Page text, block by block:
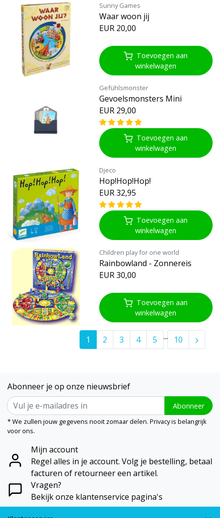
Sunny Games
Waar woon jij
EUR 20,00
Toevoegen aan
winkelwagen
Gefühlsmonster
Gevoelsmonsters Mini
EUR 29,00
Toevoegen aan
winkelwagen
Djeco
Hop!Hop!Hop!
EUR 32,95
Toevoegen aan
winkelwagen
Children play for one world
Rainbowland - Zonnereis
EUR 30,00
Toevoegen aan
winkelwagen
1 2 3 4 5 ... 10
Abonneer je op onze nieuwsbrief
Abonneer
* We zullen jouw gegevens nooit zomaar delen. Privacy is belangrijk
voor ons.
Mijn account
Regel alles in je account. Volg je bestelling, betaal
facturen of retourneer een artikel.
Vragen?
Bekijk onze klantenservice pagina's